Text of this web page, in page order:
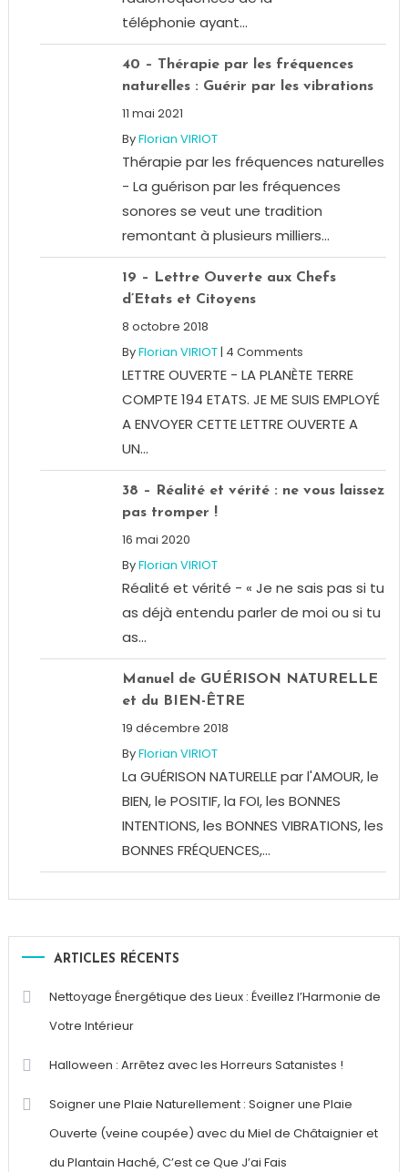
téléphonie ayant...
40 – Thérapie par les fréquences
naturelles : Guérir par les vibrations
11 mai 2021
ByFlorian VIRIOT
Thérapie par les fréquences naturelles
- La guérison par les fréquences
sonores se veut une tradition
remontant à plusieurs milliers...
19 – Lettre Ouverte aux Chefs
d’Etats et Citoyens
8 octobre 2018
ByFlorian VIRIOT| 4 Comments
LETTRE OUVERTE - LA PLANÈTE TERRE
COMPTE 194 ETATS. JE ME SUIS EMPLOYÉ
A ENVOYER CETTE LETTRE OUVERTE A
UN...
38 – Réalité et vérité : ne vous laissez
pas tromper !
16 mai 2020
ByFlorian VIRIOT
Réalité et vérité - « Je ne sais pas si tu
as déjà entendu parler de moi ou si tu
as...
Manuel de GUÉRISON NATURELLE
et du BIEN-ÊTRE
19 décembre 2018
ByFlorian VIRIOT
La GUÉRISON NATURELLE par l'AMOUR, le
BIEN, le POSITIF, la FOI, les BONNES
INTENTIONS, les BONNES VIBRATIONS, les
BONNES FRÉQUENCES,...
ARTICLES RÉCENTS
Nettoyage Énergétique des Lieux : Éveillez l’Harmonie de
Votre Intérieur
Halloween : Arrêtez avec les Horreurs Satanistes !
Soigner une Plaie Naturellement : Soigner une Plaie
Ouverte (veine coupée) avec du Miel de Châtaignier et
du Plantain Haché, C’est ce Que J’ai Fais